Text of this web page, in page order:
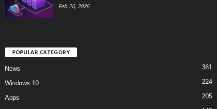
Feb 20, 2026
POPULAR CATEGORY
News 361
Windows 10 224
Apps 205